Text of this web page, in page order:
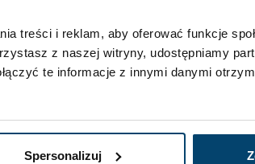
treści i reklam, aby oferować funkcje
z naszej witryny, udostępniamy
te informacje z innymi danymi
Spersonalizuj
produkty Grupy Azoty. „Dzięki
zastosowań”
15, 2019